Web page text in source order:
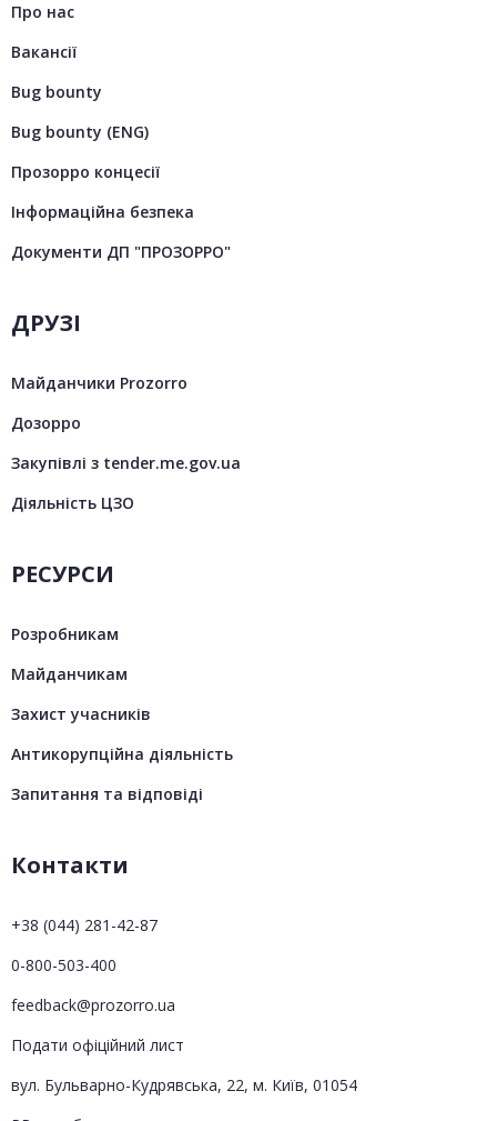
Про нас
Вакансії
Bug bounty
Bug bounty (ENG)
Прозорро концесії
Інформаційна безпека
Документи ДП "ПРОЗОРРО"
ДРУЗІ
Майданчики Prozorro
Дозорро
Закупівлі з tender.me.gov.ua
Діяльність ЦЗО
РЕСУРСИ
Розробникам
Майданчикам
Захист учасників
Антикорупційна діяльність
Запитання та відповіді
Контакти
+38 (044) 281-42-87
0-800-503-400
feedback@prozorro.ua
Подати офіційний лист
вул. Бульварно-Кудрявська, 22, м. Київ, 01054